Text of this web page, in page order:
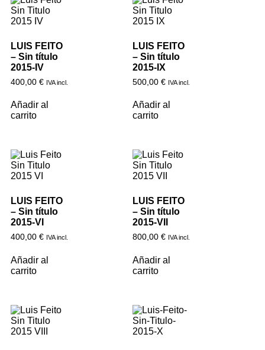
LUIS FEITO
– Sin título
2015-IV
400,00 € IVA incl.
Añadir al
carrito
LUIS FEITO
– Sin título
2015-IX
500,00 € IVA incl.
Añadir al
carrito
LUIS FEITO
– Sin título
2015-VI
400,00 € IVA incl.
Añadir al
carrito
LUIS FEITO
– Sin título
2015-VII
800,00 € IVA incl.
Añadir al
carrito